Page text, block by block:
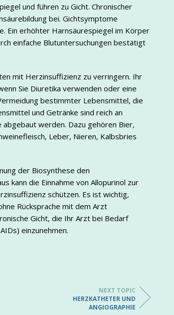
und führen zu Gicht. Chronischer
bei. Gichtsymptome
Ein erhöhter Harnsäurespiegel im Körper
einfache Blutuntersuchungen bestätigt
mit Herzinsuffizienz zu verringern. Ihr
Sie Diuretika verwenden oder eine
bestimmter Lebensmittel, die
und Getränke sind reich an
abgebaut werden. Dazu gehören Bier,
Leber, Nieren, Kalbsbries
der Biosynthese den
kann die Einnahme von Allopurinol zur
schützen. Es ist wichtig,
Rücksprache mit dem Arzt
Gicht, die Ihr Arzt bei Bedarf
einzunehmen.
NEXT TOPIC
HERZKATHETER UND
ANGIOGRAPHIE